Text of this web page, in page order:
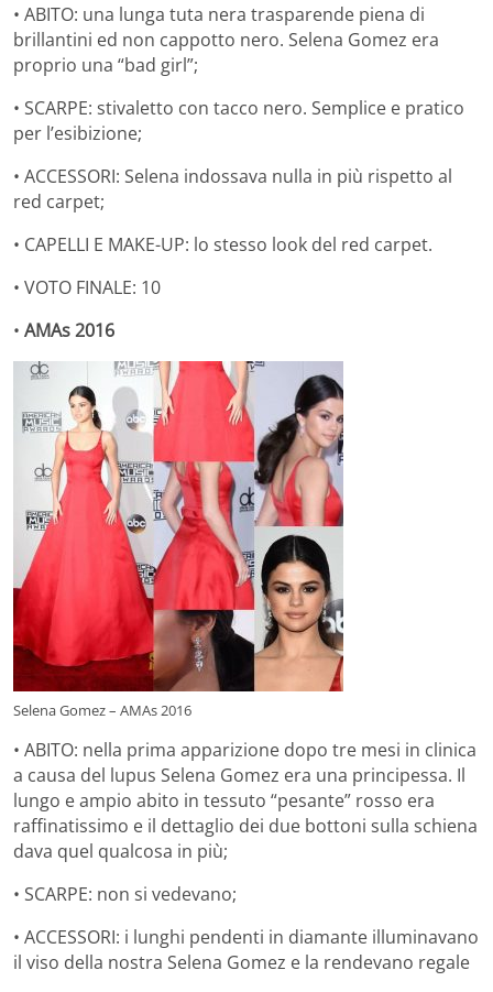
• ABITO: una lunga tuta nera trasparende piena di
brillantini ed non cappotto nero. Selena Gomez era
proprio una “bad girl”;
• SCARPE: stivaletto con tacco nero. Semplice e pratico
per l’esibizione;
• ACCESSORI: Selena indossava nulla in più rispetto al
red carpet;
• CAPELLI E MAKE-UP: lo stesso look del red carpet.
• VOTO FINALE: 10
• AMAs 2016
Selena Gomez – AMAs 2016
• ABITO: nella prima apparizione dopo tre mesi in clinica
a causa del lupus Selena Gomez era una principessa. Il
lungo e ampio abito in tessuto “pesante” rosso era
raffinatissimo e il dettaglio dei due bottoni sulla schiena
dava quel qualcosa in più;
• SCARPE: non si vedevano;
• ACCESSORI: i lunghi pendenti in diamante illuminavano
il viso della nostra Selena Gomez e la rendevano regale